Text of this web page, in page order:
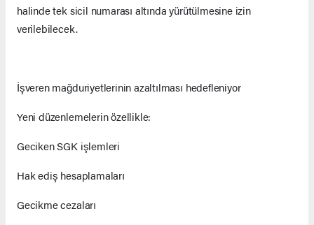
halinde tek sicil numarası altında yürütülmesine izin
verilebilecek.
İşveren mağduriyetlerinin azaltılması hedefleniyor
Yeni düzenlemelerin özellikle:
Geciken SGK işlemleri
Hak ediş hesaplamaları
Gecikme cezaları